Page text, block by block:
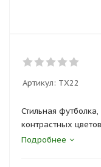
Артикул: TX22
Стильная
контрастных
высшего качества
Подробнее